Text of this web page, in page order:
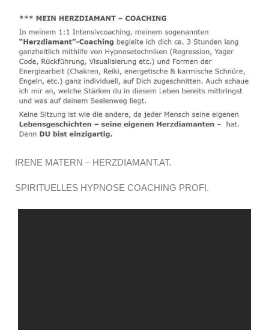
IRENE MATERN – HERZDIAMANT.AT.
SPIRITUELLES HYPNOSE COACHING PROFI.